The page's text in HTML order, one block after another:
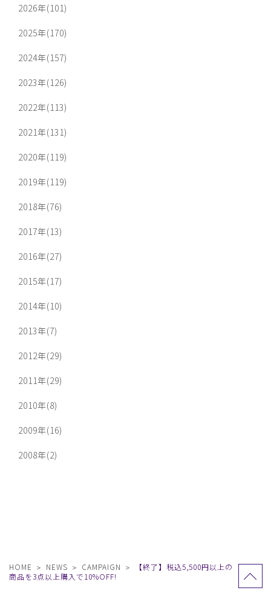
2026年(101)
2025年(170)
2024年(157)
2023年(126)
2022年(113)
2021年(131)
2020年(119)
2019年(119)
2018年(76)
2017年(13)
2016年(27)
2015年(17)
2014年(10)
2013年(7)
2012年(29)
2011年(29)
2010年(8)
2009年(16)
2008年(2)
HOME NEWS CAMPAIGN
【終了】税込5,500円以上の
商品を3点以上購入で10%OFF!